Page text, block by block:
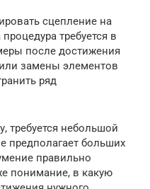
сцепление на
требуется в
после достижения
замены элементов
ряд
требуется небольшой
предполагает больших
правильно
понимание, в какую